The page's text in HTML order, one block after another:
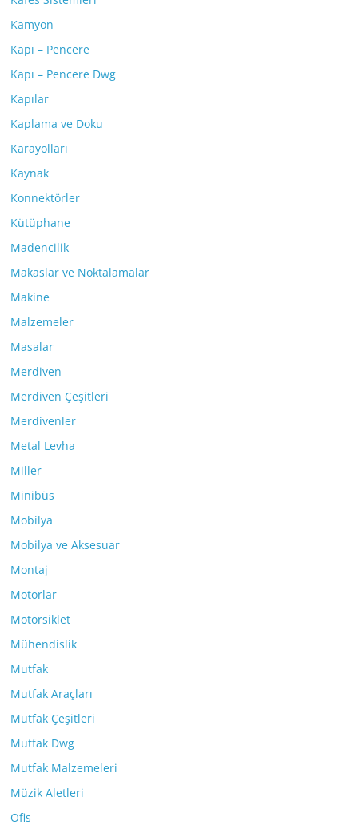
Kamyon
Kapı – Pencere
Kapı – Pencere Dwg
Kapılar
Kaplama ve Doku
Karayolları
Kaynak
Konnektörler
Kütüphane
Madencilik
Makaslar ve Noktalamalar
Makine
Malzemeler
Masalar
Merdiven
Merdiven Çeşitleri
Merdivenler
Metal Levha
Miller
Minibüs
Mobilya
Mobilya ve Aksesuar
Montaj
Motorlar
Motorsiklet
Mühendislik
Mutfak
Mutfak Araçları
Mutfak Çeşitleri
Mutfak Dwg
Mutfak Malzemeleri
Müzik Aletleri
Ofis